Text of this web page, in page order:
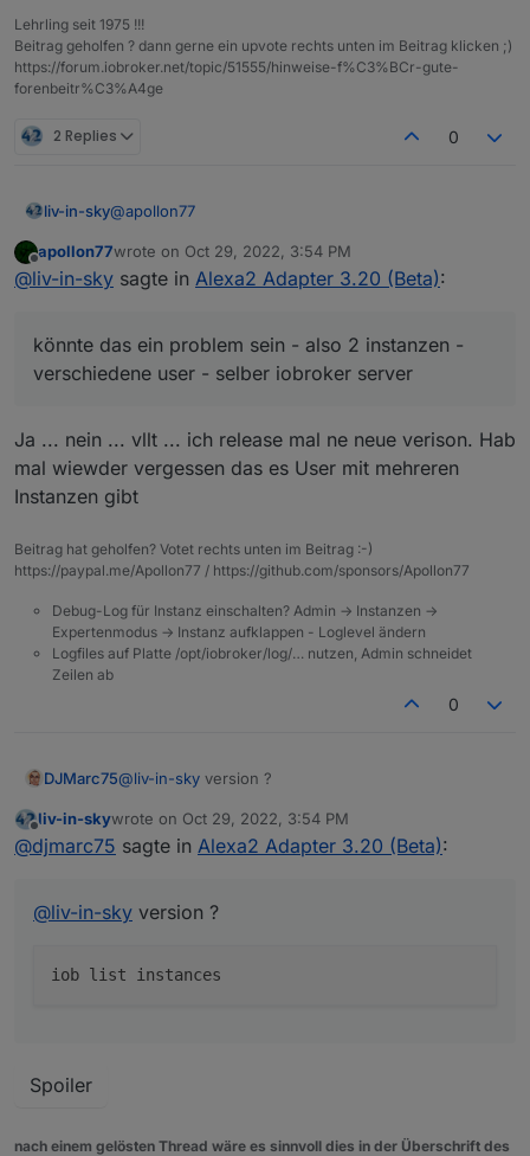
Lehrling seit 1975 !!!
Beitrag geholfen ? dann gerne ein upvote rechts unten im Beitrag klicken ;)
https://forum.iobroker.net/topic/51555/hinweise-f%C3%BCr-gute-
forenbeitr%C3%A4ge
2 Replies 0
liv-in-sky@apollon77
das gibt es ja nicht - jetzt ist der adapter auf debug
und neugestartet - jetzt ist der dp wieder da und
könnte das ein problem sein - also 2 instanzen -
verschiedene user - selber iobroker server
Offline
apollon77wrote on Oct 29, 2022, 3:54 PM
last edited by
@liv-in-sky sagte in Alexa2 Adapter 3.20 (Beta):
könnte das ein problem sein - also 2 instanzen -
verschiedene user - selber iobroker server
Ja ... nein ... vllt ... ich release mal ne neue verison. Hab
mal wiewder vergessen das es User mit mehreren
Instanzen gibt
Beitrag hat geholfen? Votet rechts unten im Beitrag :-)
https://paypal.me/Apollon77 / https://github.com/sponsors/Apollon77
Debug-Log für Instanz einschalten? Admin -> Instanzen ->
Expertenmodus -> Instanz aufklappen - Loglevel ändern
Logfiles auf Platte /opt/iobroker/log/… nutzen, Admin schneidet
Zeilen ab
0
DJMarc75@liv-in-sky version ?
Offline
liv-in-skywrote on Oct 29, 2022, 3:54 PM
last edited by
@djmarc75 sagte in Alexa2 Adapter 3.20 (Beta):
@liv-in-sky version ?
Spoiler
nach einem gelösten Thread wäre es sinnvoll dies in der Überschrift des